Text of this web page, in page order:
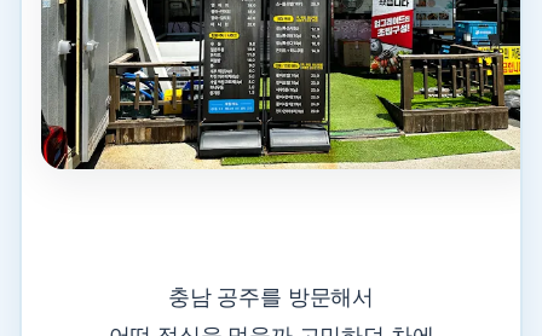
충남 공주를 방문해서